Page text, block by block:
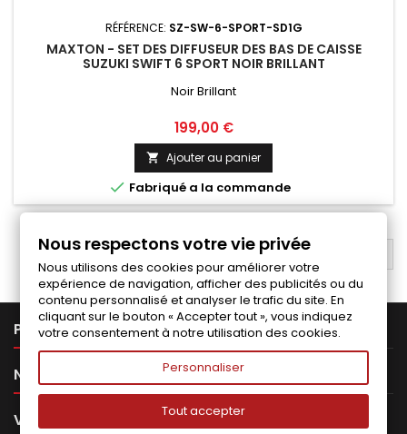
RÉFÉRENCE: SZ-SW-6-SPORT-SD1G
MAXTON - SET DES DIFFUSEUR DES BAS DE CAISSE
SUZUKI SWIFT 6 SPORT NOIR BRILLANT
Noir Brillant
Prix
199,00 €
 Ajouter au panier
 Fabriqué a la commande
RETOUR EN HAUT
PRODUITS
NOTRE SOCIÉTÉ
VOTRE COMPTE
Nous respectons votre vie privée
Nous utilisons des cookies pour améliorer votre
expérience de navigation, afficher des publicités ou du
contenu personnalisé et analyser le trafic du site. En
cliquant sur le bouton « Accepter tout », vous indiquez
votre consentement à notre utilisation des cookies.
Personnaliser
Tout accepter